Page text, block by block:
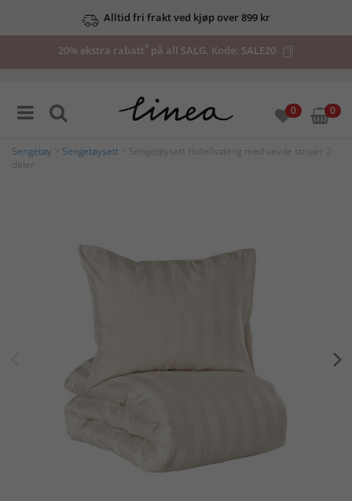
Alltid fri frakt ved kjøp over 899 kr
20% ekstra rabatt* på all SALG. Kode: SALE20
0 0
Sengetøy Sengetøysett > Sengetøysett Hotellsateng med vevde striper 2-
deler